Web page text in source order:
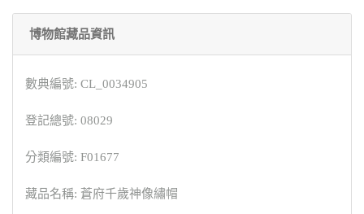
博物館藏品資訊
數典編號: CL_0034905
登記總號: 08029
分類編號: F01677
藏品名稱: 蒼府千歲神像繡帽